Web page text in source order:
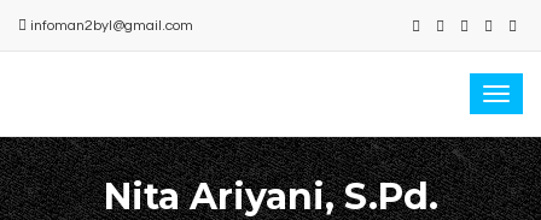
infoman2byl@gmail.com
Nita Ariyani, S.Pd.